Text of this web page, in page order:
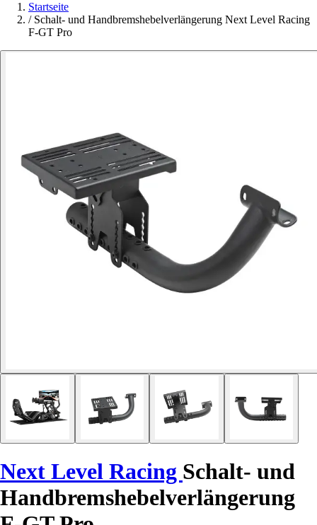
Startseite
/ Schalt- und Handbremshebelverlängerung Next Level Racing
F-GT Pro
Next Level Racing Schalt- und
Handbremshebelverlängerung